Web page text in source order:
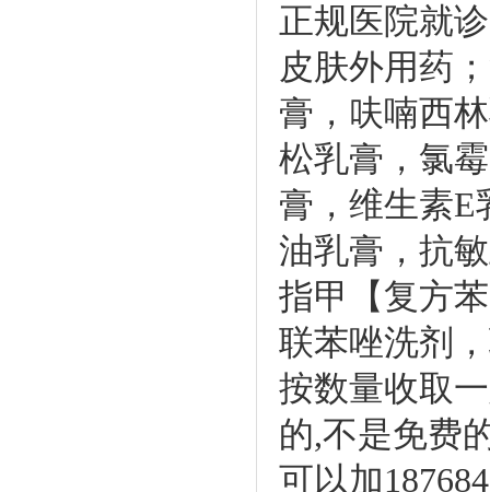
正规医院就
皮肤外用药
膏，呋喃西
松乳膏，氯
膏，维生素E
油乳膏，抗
指甲【复方
联苯唑洗剂
按数量收取
的,不是免费
可以加